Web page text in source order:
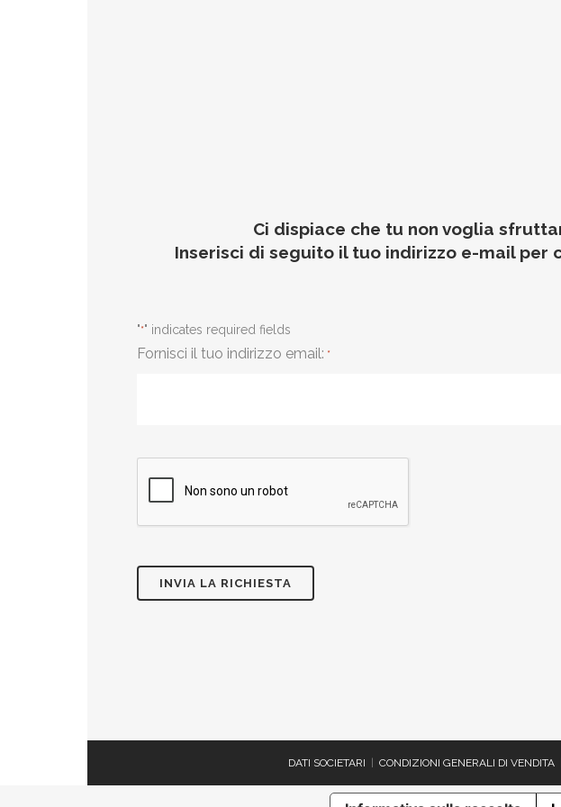
Ci dispiace che tu non voglia
Inserisci di seguito il tuo indirizzo e-mail
"*" indicates required fields
Fornisci il tuo indirizzo email: *
DATI SOCIETARI CONDIZIONI GENERALI DI VENDITA|